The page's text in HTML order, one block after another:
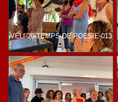
VELI-20-TEMPS-DE-POESIE-013